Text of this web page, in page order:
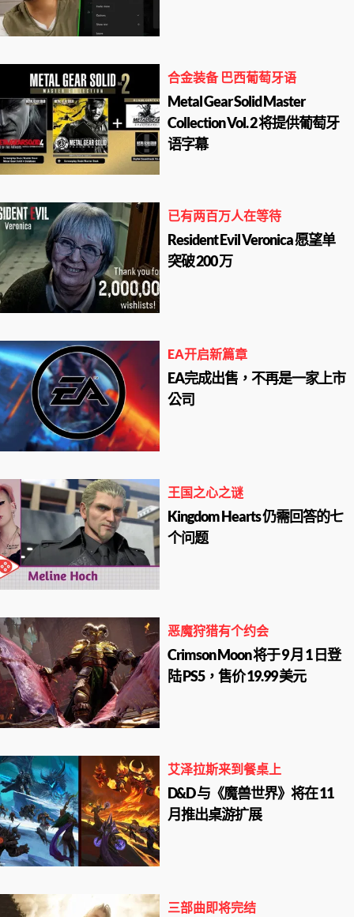
合金装备 巴西葡萄牙语
Metal Gear Solid Master
Collection Vol. 2 将提供葡萄牙
语字幕
已有两百万人在等待
Resident Evil Veronica 愿望单
突破 200 万
EA开启新篇章
EA完成出售，不再是一家上市
公司
王国之心之谜
Kingdom Hearts 仍需回答的七
个问题
恶魔狩猎有个约会
Crimson Moon 将于 9 月 1 日登
陆 PS5，售价 19.99 美元
艾泽拉斯来到餐桌上
D&D 与《魔兽世界》将在 11
月推出桌游扩展
三部曲即将完结